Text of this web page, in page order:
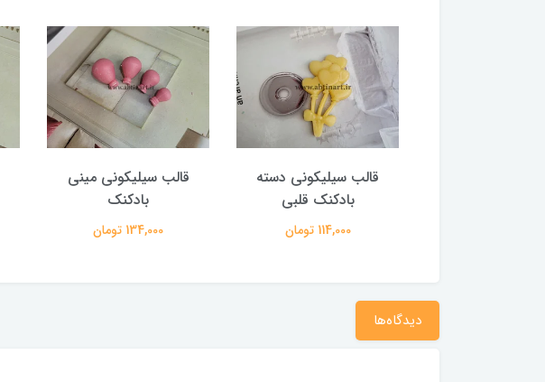
قالب سیلیکونی دسته
بادکنک قلبی
114,000 تومان
قالب سیلیکونی مینی
بادکنک
134,000 تومان
دیدگاه‌ها